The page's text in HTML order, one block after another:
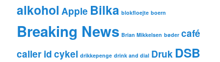
alkohol Apple Bilka blokfloejte boern
Breaking News Brian Mikkelsen bøder café
caller idcykel drikkepenge drink and dial DrukDSB